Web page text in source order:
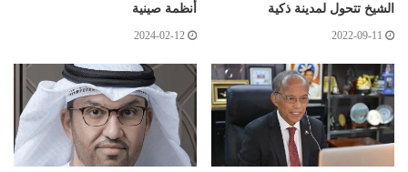
الشيخ تتحول لمدينة ذكية
2022-09-11
أنظمة صينية
2024-02-12